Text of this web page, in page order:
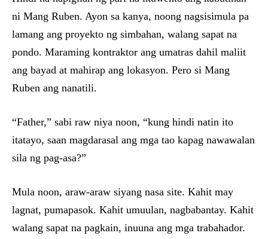
ni Mang Ruben. Ayon sa kanya, noong nagsisimula pa
lamang ang proyekto ng simbahan, walang sapat na
pondo. Maraming kontraktor ang umatras dahil maliit
ang bayad at mahirap ang lokasyon. Pero si Mang
Ruben ang nanatili.
“Father,” sabi raw niya noon, “kung hindi natin ito
itatayo, saan magdarasal ang mga tao kapag nawawalan
sila ng pag-asa?”
Mula noon, araw-araw siyang nasa site. Kahit may
lagnat, pumapasok. Kahit umuulan, nagbabantay. Kahit
walang sapat na pagkain, inuuna ang mga trabahador.